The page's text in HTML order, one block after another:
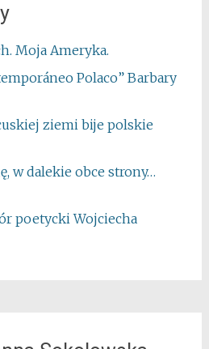
Moja Ameryka.
Polaco” Barbary
ziemi bije polskie
w dalekie obce strony…
poetycki Wojciecha